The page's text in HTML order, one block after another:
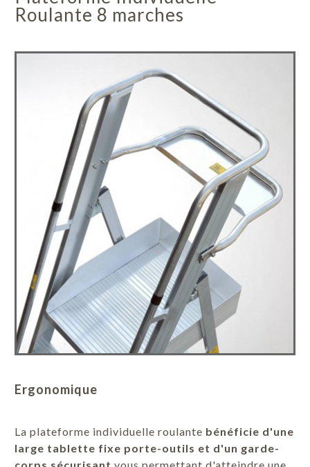
Roulante 8 marches
Ergonomique
La plateforme individuelle roulante bénéficie d'une
large tablette fixe porte-outils et d'un garde-
corps sécurisant vous permettant d'atteindre une